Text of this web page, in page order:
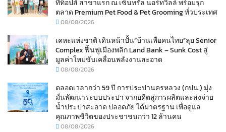
ที่ท็อปส์ สาขาแรก ณ เซ็นทรัล นอร์ทวิลล์ พร้อมรุก
ตลาด Premium Pet Food & Pet Grooming ทั่วประเทศ
08/08/2026
เคหะแห่งชาติ เดินหน้าปั้น“บ้านเพื่อคนไทย”ลุย Senior
Complex ฟื้นฟูเมืองพลิก Land Bank – Sunk Cost สู่
มูลค่าใหม่ขับเคลื่อนพลังงานสะอาด
08/08/2026
ตลอดเวลากว่า 59 ปี การประปานครหลวง (กปน.) มุ่ง
มั่นพัฒนาระบบประปา จากอดีตสู่การผลิตและส่งจ่าย
น้ำประปาสะอาด ปลอดภัย ได้มาตรฐาน เพื่อดูแล
คุณภาพชีวิตของประชาชนกว่า 12 ล้านคน
08/08/2026